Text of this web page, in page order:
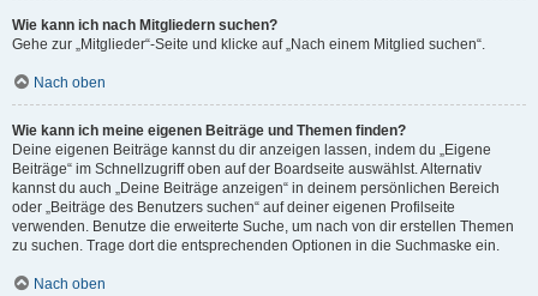
Wie kann ich nach Mitgliedern suchen?
Gehe zur „Mitglieder“-Seite und klicke auf „Nach einem Mitglied suchen“.
Nach oben
Wie kann ich meine eigenen Beiträge und Themen finden?
Deine eigenen Beiträge kannst du dir anzeigen lassen, indem du „Eigene
Beiträge“ im Schnellzugriff oben auf der Boardseite auswählst. Alternativ
kannst du auch „Deine Beiträge anzeigen“ in deinem persönlichen Bereich
oder „Beiträge des Benutzers suchen“ auf deiner eigenen Profilseite
verwenden. Benutze die erweiterte Suche, um nach von dir erstellen Themen
zu suchen. Trage dort die entsprechenden Optionen in die Suchmaske ein.
Nach oben